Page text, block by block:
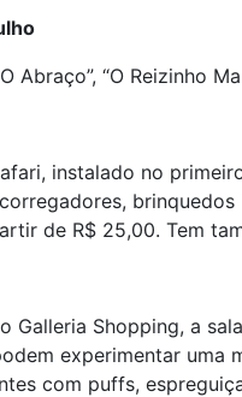
Abraço”, “O Reizinho
instalado no
de R$ 25,00. Tem
Galleria Shopping, a
experimentar uma
com puffs,